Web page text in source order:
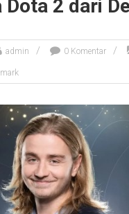
Dota 2 dari
admin 0 Komentar